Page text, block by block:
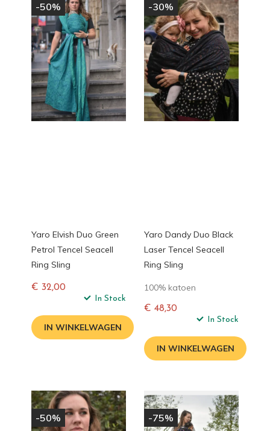
-50%
Yaro Elvish Duo Green
Petrol Tencel Seacell
Ring Sling
€ 32,00
In Stock
IN WINKELWAGEN
-30%
Yaro Dandy Duo Black
Laser Tencel Seacell
Ring Sling
100% katoen
€ 48,30
In Stock
IN WINKELWAGEN
-50%
-75%